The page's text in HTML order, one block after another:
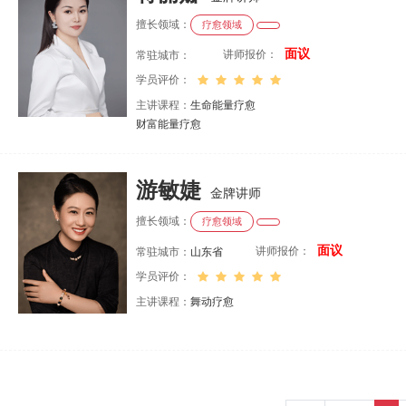
擅长领域： 疗愈领域
常驻城市： 讲师报价： 面议
学员评价：
主讲课程： 生命能量疗愈
财富能量疗愈
游敏婕 金牌讲师
擅长领域： 疗愈领域
常驻城市： 山东省 讲师报价： 面议
学员评价：
主讲课程： 舞动疗愈